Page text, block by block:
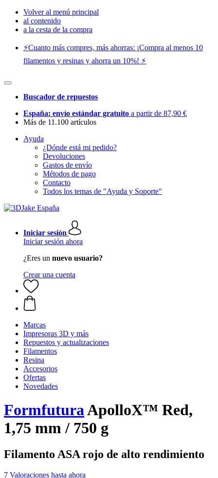
Volver al menú principal
al contenido
a la cesta de la compra
⚡️Cuanto más compres, más ahorras: ¡Compra al menos 10
filamentos y resinas y ahorra un 10%! ⚡️
Buscador de repuestos
España: envío estándar gratuito a partir de 87,90 €
Más de 11.100 artículos
Ayuda
¿Dónde está mi pedido?
Devoluciones
Gastos de envío
Métodos de pago
Contacto
Todos los temas de "Ayuda y Soporte"
Iniciar sesión
Iniciar sesión ahora
¿Eres un nuevo usuario?
Crear una cuenta
Marcas
Impresoras 3D y más
Repuestos y actualizaciones
Filamentos
Resina
Accesorios
Ofertas
Novedades
FormfuturaApolloX™ Red,
1,75 mm / 750 g
Filamento ASA rojo de alto rendimiento
7 Valoraciones hasta ahora